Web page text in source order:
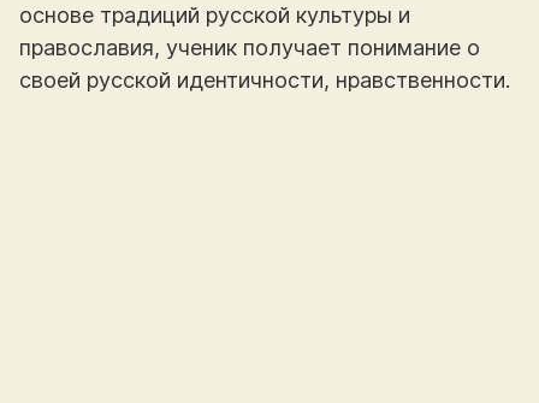
основе традиций русской культуры и
православия, ученик получает понимание о
своей русской идентичности, нравственности.